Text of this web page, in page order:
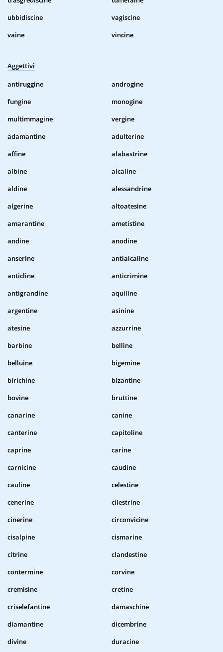
ubbidiscine
vagiscine
vaine
vincine
Aggettivi
antiruggine
androgine
fungine
monogine
multimmagine
vergine
adamantine
adulterine
affine
alabastrine
albine
alcaline
aldine
alessandrine
algerine
altoatesine
amarantine
ametistine
andine
anodine
anserine
antialcaline
anticline
anticrimine
antigrandine
aquiline
argentine
asinine
atesine
azzurrine
barbine
belline
belluine
bigemine
birichine
bizantine
bovine
bruttine
canarine
canine
canterine
capitoline
caprine
carine
carnicine
caudine
cauline
celestine
cenerine
cilestrine
cinerine
circonvicine
cisalpine
cismarine
citrine
clandestine
contermine
corvine
cremisine
cretine
criselefantine
damaschine
diamantine
dicembrine
divine
duracine